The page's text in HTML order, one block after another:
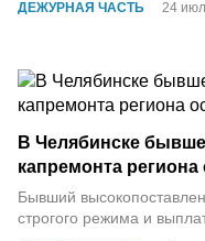
ДЕЖУРНАЯ ЧАСТЬ 24
В Челябинске
капремонта региона
Бывший
строгого режима и